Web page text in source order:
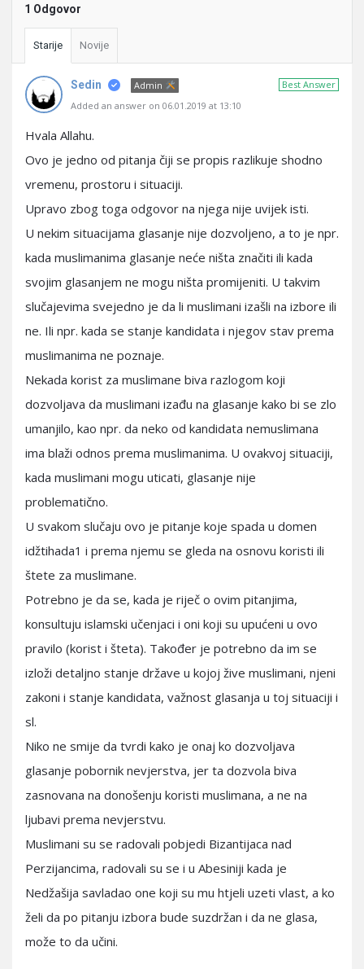
1 Odgovor
Starije Novije
Best Answer
Sedin
Admin
Added an answer on 06.01.2019 at 13:10
Hvala Allahu.
Ovo je jedno od pitanja čiji se propis razlikuje shodno
vremenu, prostoru i situaciji.
Upravo zbog toga odgovor na njega nije uvijek isti.
U nekim situacijama glasanje nije dozvoljeno, a to je npr.
kada muslimanima glasanje neće ništa značiti ili kada
svojim glasanjem ne mogu ništa promijeniti. U takvim
slučajevima svejedno je da li muslimani izašli na izbore ili
ne. Ili npr. kada se stanje kandidata i njegov stav prema
muslimanima ne poznaje.
Nekada korist za muslimane biva razlogom koji
dozvoljava da muslimani izađu na glasanje kako bi se zlo
umanjilo, kao npr. da neko od kandidata nemuslimana
ima blaži odnos prema muslimanima. U ovakvoj situaciji,
kada muslimani mogu uticati, glasanje nije
problematično.
U svakom slučaju ovo je pitanje koje spada u domen
idžtihada1 i prema njemu se gleda na osnovu koristi ili
štete za muslimane.
Potrebno je da se, kada je riječ o ovim pitanjima,
konsultuju islamski učenjaci i oni koji su upućeni u ovo
pravilo (korist i šteta). Također je potrebno da im se
izloži detaljno stanje države u kojoj žive muslimani, njeni
zakoni i stanje kandidata, važnost glasanja u toj situaciji i
sl.
Niko ne smije da tvrdi kako je onaj ko dozvoljava
glasanje pobornik nevjerstva, jer ta dozvola biva
zasnovana na donošenju koristi muslimana, a ne na
ljubavi prema nevjerstvu.
Muslimani su se radovali pobjedi Bizantijaca nad
Perzijancima, radovali su se i u Abesiniji kada je
Nedžašija savladao one koji su mu htjeli uzeti vlast, a ko
želi da po pitanju izbora bude suzdržan i da ne glasa,
može to da učini.